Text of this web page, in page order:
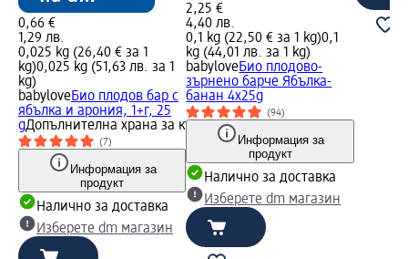
0,66 €
1,29 лв.
0,025 kg (26,40 € за 1
kg)0,025 kg (51,63 лв. за 1
kg)
babyloveБио плодов бар с
ябълка и арония, 1+г, 25
gДопълнителна храна за кърмачета
(7)
Информация за
продукт
Налично за доставка
Изберете dm магазин
2,25 €
4,40 лв.
0,1 kg (22,50 € за 1 kg)0,1
kg (44,01 лв. за 1 kg)
babyloveБио плодово-
зърнено барче Ябълка-
банан 4x25g
(94)
Информация за
продукт
Налично за доставка
Изберете dm магазин